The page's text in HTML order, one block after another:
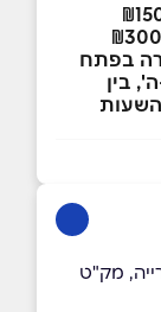
בפתח
א'-ה', בין
ו' בין השעות
מק"ט